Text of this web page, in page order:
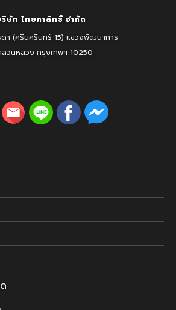
ษัท ไทยภาสิทธิ์ จำกัด
า (ศรีนครินทร์ 15) แขวงพัฒนาการ
สวนหลวง กรุงเทพฯ 10250